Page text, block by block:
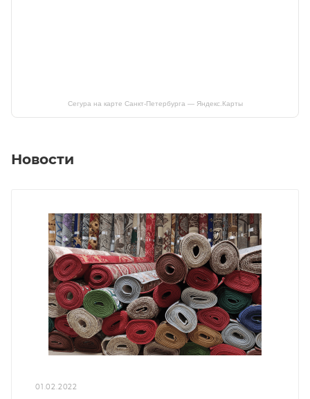
Сегура на карте Санкт‑Петербурга — Яндекс.Карты
Новости
01.02.2022